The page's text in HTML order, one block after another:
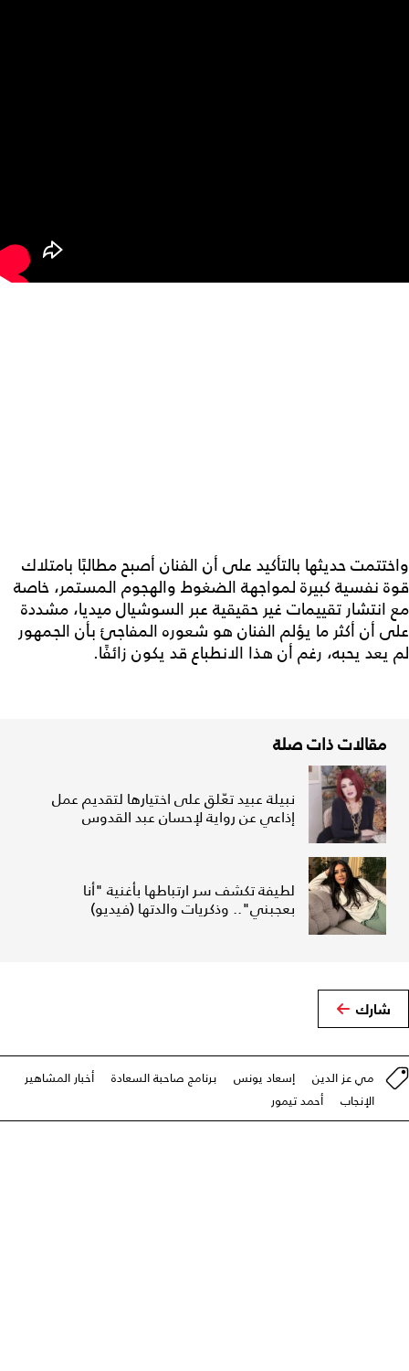
واختتمت حديثها بالتأكيد على أن الفنان أصبح مطالبًا بامتلاك
قوة نفسية كبيرة لمواجهة الضغوط والهجوم المستمر، خاصة
مع انتشار تقييمات غير حقيقية عبر السوشيال ميديا، مشددة
على أن أكثر ما يؤلم الفنان هو شعوره المفاجئ بأن الجمهور
لم يعد يحبه، رغم أن هذا الانطباع قد يكون زائفًا.
مقالات ذات صلة
نبيلة عبيد تعّلق على اختيارها لتقديم عمل
إذاعي عن رواية لإحسان عبد القدوس
لطيفة تكشف سر ارتباطها بأغنية "أنا
بعجبني".. وذكريات والدتها (فيديو)
شارك
مي عز الدين إسعاد يونس برنامج صاحبة السعادة
أخبار المشاهير
الإنجاب
أحمد تيمور